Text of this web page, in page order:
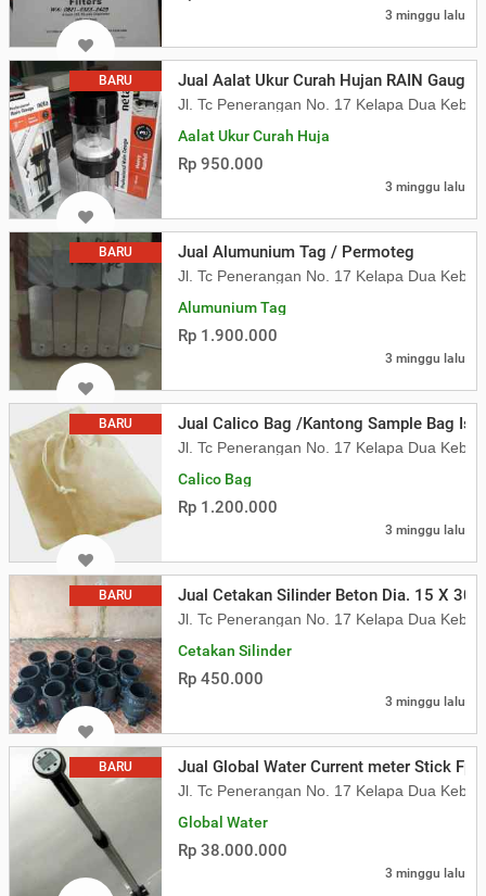
3 minggu lalu
BARU Jual Aalat Ukur Curah Hujan RAIN
Jl. Tc Penerangan No. 17 Kelapa Dua
Aalat Ukur Curah Huja
Rp 950.000
3 minggu lalu
BARU Jual Alumunium Tag / Permoteg
Jl. Tc Penerangan No. 17 Kelapa Dua
Alumunium Tag
Rp 1.900.000
3 minggu lalu
BARU Jual Calico Bag /Kantong Sample Bag Isi
Jl. Tc Penerangan No. 17 Kelapa Dua
Calico Bag
Rp 1.200.000
3 minggu lalu
BARU Jual Cetakan Silinder Beton Dia. 15 X 30
Jl. Tc Penerangan No. 17 Kelapa Dua
Cetakan Silinder
Rp 450.000
3 minggu lalu
BARU Jual Global Water Current meter Stick
Jl. Tc Penerangan No. 17 Kelapa Dua
Global Water
Rp 38.000.000
3 minggu lalu